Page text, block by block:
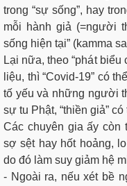
trong “sự sống”, hay
mỗi hành giả (=người
sống hiện tại” (kamma
Lại nữa, theo “phát biểu
liệu, thì “Covid-19” có
tố yếu và những người
sự tu Phật, “thiền giả”
Các chuyên gia ấy còn
sợ sệt hay hốt hoảng,
do đó làm suy giảm hệ
- Ngoài ra, nếu xét bề